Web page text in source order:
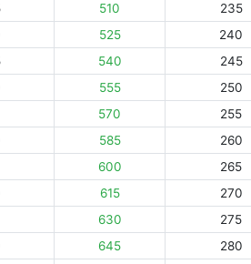
510 235
525 240
540 245
555 250
570 255
585 260
600 265
615 270
630 275
645 280